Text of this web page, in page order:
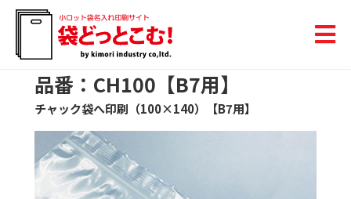
品番：CH100【B7用】
チャック袋へ印刷（100×140）【B7用】